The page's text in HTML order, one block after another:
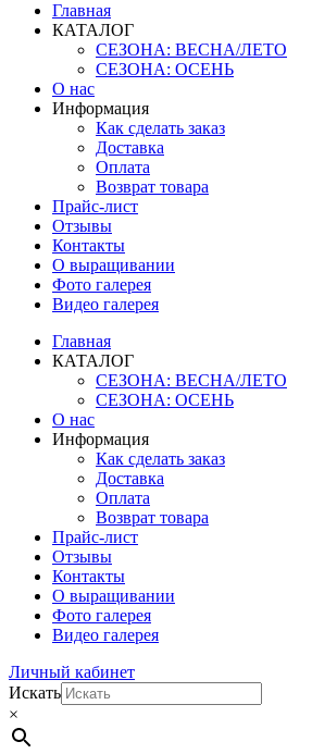
Главная
КАТАЛОГ
СЕЗОНА: ВЕСНА/ЛЕТО
СЕЗОНА: ОСЕНЬ
О нас
Информация
Как сделать заказ
Доставка
Оплата
Возврат товара
Прайс-лист
Отзывы
Контакты
О выращивании
Фото галерея
Видео галерея
Главная
КАТАЛОГ
СЕЗОНА: ВЕСНА/ЛЕТО
СЕЗОНА: ОСЕНЬ
О нас
Информация
Как сделать заказ
Доставка
Оплата
Возврат товара
Прайс-лист
Отзывы
Контакты
О выращивании
Фото галерея
Видео галерея
Личный кабинет
Искать
×